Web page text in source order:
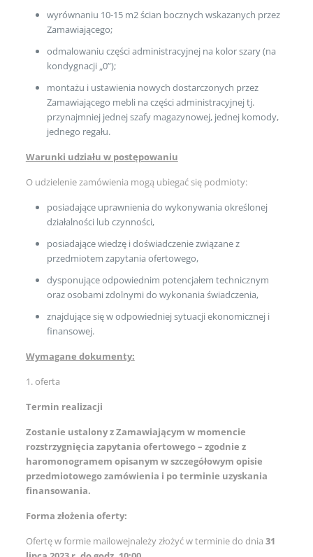
wyrównaniu 10-15 m2 ścian bocznych wskazanych przez
Zamawiającego;
odmalowaniu części administracyjnej na kolor szary (na
kondygnacji „0”);
montażu i ustawienia nowych dostarczonych przez
Zamawiającego mebli na części administracyjnej tj.
przynajmniej jednej szafy magazynowej, jednej komody,
jednego regału.
Warunki udziału w postępowaniu
O udzielenie zamówienia mogą ubiegać się podmioty:
posiadające uprawnienia do wykonywania określonej
działalności lub czynności,
posiadające wiedzę i doświadczenie związane z
przedmiotem zapytania ofertowego,
dysponujące odpowiednim potencjałem technicznym
oraz osobami zdolnymi do wykonania świadczenia,
znajdujące się w odpowiedniej sytuacji ekonomicznej i
finansowej.
Wymagane dokumenty:
1. oferta
Termin realizacji
Zostanie ustalony z Zamawiającym w momencie
rozstrzygnięcia zapytania ofertowego – zgodnie z
haromonogramem opisanym w szczegółowym opisie
przedmiotowego zamówienia i po terminie uzyskania
finansowania.
Forma złożenia oferty:
Ofertę w formie mailowejnależy złożyć w terminie do dnia 31